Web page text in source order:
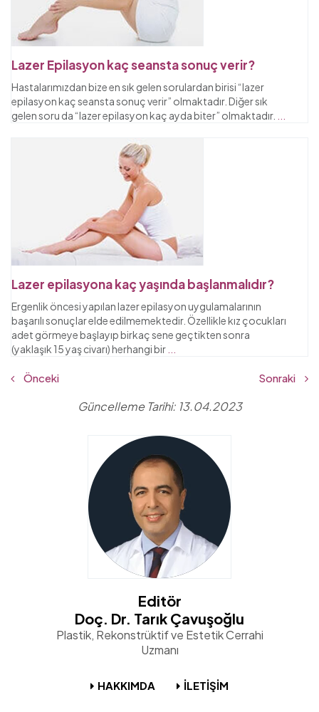
Lazer Epilasyon kaç seansta sonuç verir?
Hastalarımızdan bize en sık gelen sorulardan birisi “lazer
epilasyon kaç seansta sonuç verir” olmaktadır. Diğer sık
gelen soru da “lazer epilasyon kaç ayda biter” olmaktadır.
Lazer epilasyona kaç yaşında başlanmalıdır?
Ergenlik öncesi yapılan lazer epilasyon uygulamalarının
başarılı sonuçlar elde edilmemektedir. Özellikle kız çocukları
adet görmeye başlayıp birkaç sene geçtikten sonra
(yaklaşık 15 yaş civarı) herhangi bir
Önceki Sonraki
Güncelleme Tarihi: 13.04.2023
Editör
Doç. Dr. Tarık Çavuşoğlu
Plastik, Rekonstrüktif ve Estetik Cerrahi
Uzmanı
HAKKIMDA İLETİŞİM